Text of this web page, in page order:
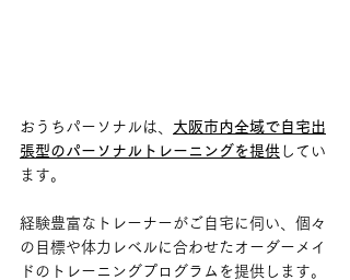
おうちパーソナルは、 大阪市内全域で自宅出
張型のパーソナルトレーニングを提供 してい
ます。
経験豊富なトレーナーがご自宅に伺い、個々
の目標や体力レベルに合わせたオーダーメイ
ドのトレーニングプログラムを提供します。